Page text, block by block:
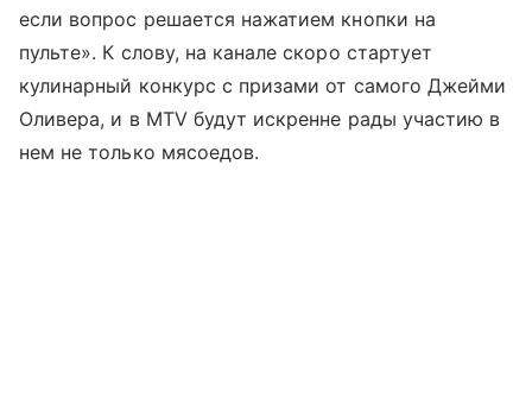
если вопрос решается нажатием кнопки на
пульте». К слову, на канале скоро стартует
кулинарный конкурс с призами от самого Джейми
Оливера, и в MTV будут искренне рады участию в
нем не только мясоедов.